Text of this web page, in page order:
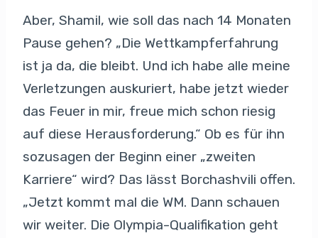
Aber, Shamil, wie soll das nach 14 Monaten
Pause gehen? „Die Wettkampferfahrung
ist ja da, die bleibt. Und ich habe alle meine
Verletzungen auskuriert, habe jetzt wieder
das Feuer in mir, freue mich schon riesig
auf diese Herausforderung.“ Ob es für ihn
sozusagen der Beginn einer „zweiten
Karriere“ wird? Das lässt Borchashvili offen.
„Jetzt kommt mal die WM. Dann schauen
wir weiter. Die Olympia-Qualifikation geht